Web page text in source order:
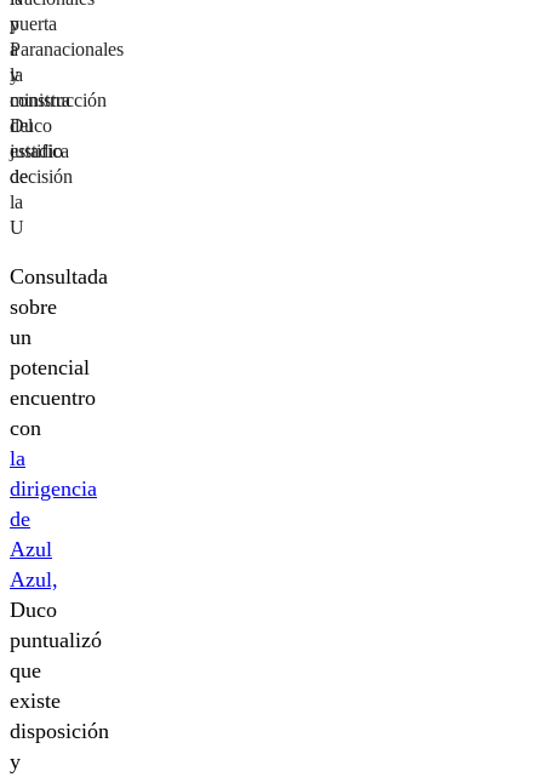
puerta
a
la
construcción
del
estadio
de
la
U
y
Paranacionales
y
ministra
Duco
justifica
decisión
Consultada
sobre
un
potencial
encuentro
con
la
dirigencia
de
Azul
Azul,
Duco
puntualizó
que
existe
disposición
y